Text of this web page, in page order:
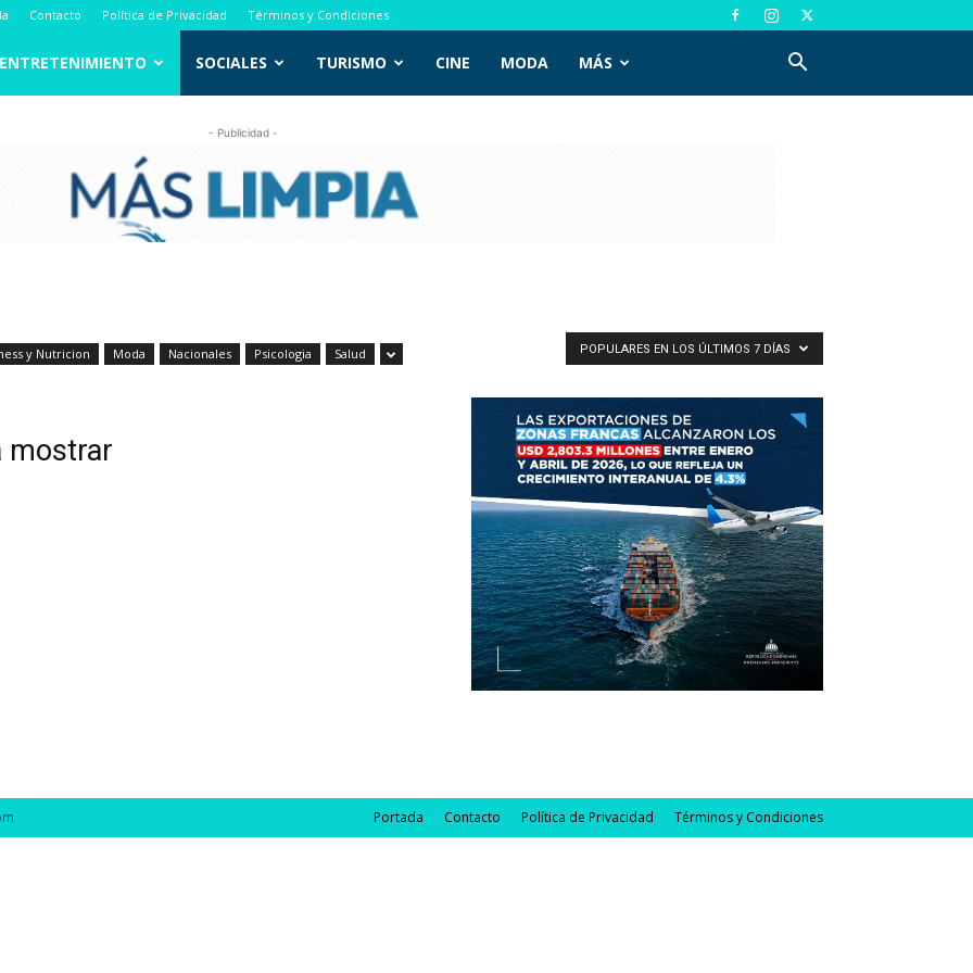
Contacto Política de Privacidad Términos y Condiciones
ENTRETENIMIENTO SOCIALES TURISMO CINE MODA MÁS
- Publicidad -
y Nutricion Moda Nacionales Psicologia Salud POPULARES EN LOS ÚLTIMOS 7 DÍAS
mostrar
Portada Contacto Política de Privacidad Términos y Condiciones